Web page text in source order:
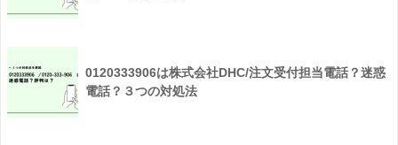
0120333906は株式会社DHC/注文受付担当電話？迷惑
電話？３つの対処法